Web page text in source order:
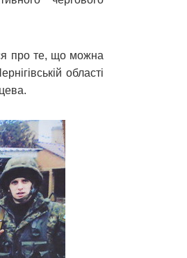
про те, що можна
області